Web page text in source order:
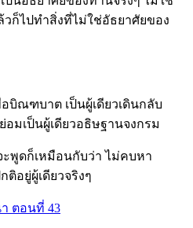
ก็ไปทำสิ่งที่ไม่ใช่อัธยาศัยของ
อบิณฑบาต เป็นผู้เดียวเดินกลับ
มเป็นผู้เดียวอธิษฐานจงกรม
ะพูดก็เหมือนกับว่า ไม่คบหา
ติอยู่ผู้เดียวจริงๆ
ตอนที่ 43